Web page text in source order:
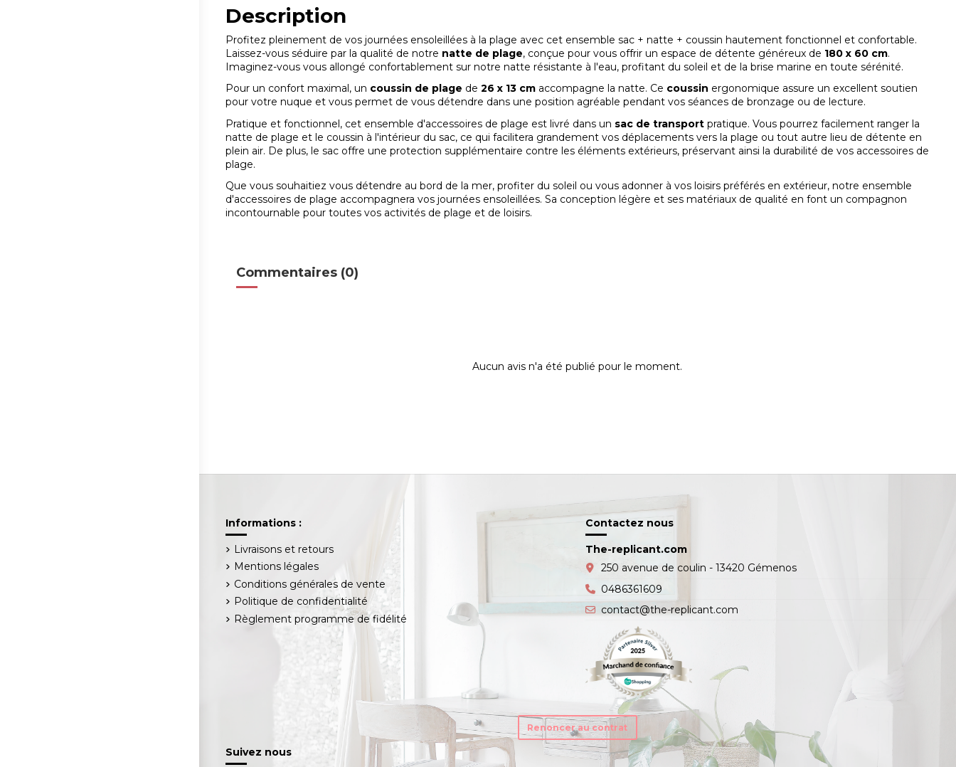
Description
Profitez pleinement de vos journées ensoleillées à la plage avec cet ensemble sac + natte + coussin hautement fonctionnel et confortable.
Laissez-vous séduire par la qualité de notre natte de plage, conçue pour vous offrir un espace de détente généreux de 180 x 60 cm.
Imaginez-vous vous allongé confortablement sur notre natte résistante à l'eau, profitant du soleil et de la brise marine en toute sérénité.
Pour un confort maximal, un coussin de plage de26 x 13 cm accompagne la natte. Ce coussin ergonomique assure un excellent soutien
pour votre nuque et vous permet de vous détendre dans une position agréable pendant vos séances de bronzage ou de lecture.
Pratique et fonctionnel, cet ensemble d'accessoires de plage est livré dans un sac de transport pratique. Vous pourrez facilement ranger la
natte de plage et le coussin à l'intérieur du sac, ce qui facilitera grandement vos déplacements vers la plage ou tout autre lieu de détente en
plein air. De plus, le sac offre une protection supplémentaire contre les éléments extérieurs, préservant ainsi la durabilité de vos accessoires de
plage.
Que vous souhaitiez vous détendre au bord de la mer, profiter du soleil ou vous adonner à vos loisirs préférés en extérieur, notre ensemble
d'accessoires de plage accompagnera vos journées ensoleillées. Sa conception légère et ses matériaux de qualité en font un compagnon
incontournable pour toutes vos activités de plage et de loisirs.
Commentaires (0)
Aucun avis n'a été publié pour le moment.
Informations :
Livraisons et retours
Mentions légales
Conditions générales de vente
Politique de confidentialité
Règlement programme de fidélité
Contactez nous
The-replicant.com
250 avenue de coulin - 13420 Gémenos
0486361609
contact@the-replicant.com
Renoncer au contrat
Suivez nous